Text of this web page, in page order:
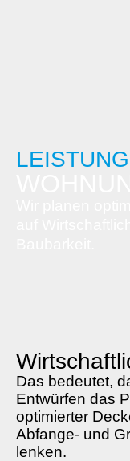
Das bedeutet,
Entwürfen das
optimierter
Abfange- und
lenken.